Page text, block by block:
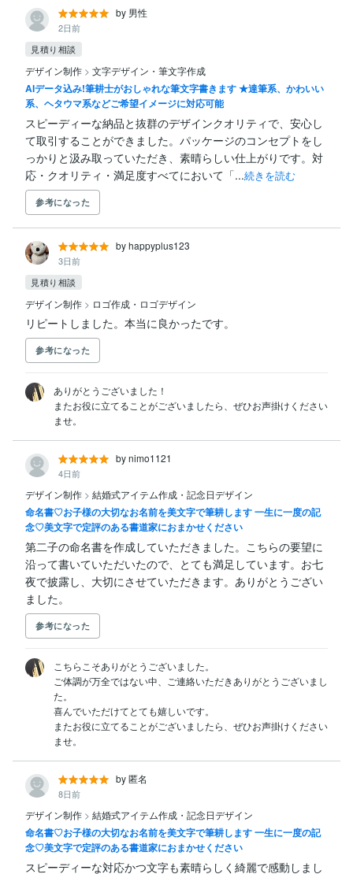
by 男性
2日前
見積り相談
デザイン制作 > 文字デザイン・筆文字作成
AIデータ込み!筆耕士がおしゃれな筆文字書きます ★達筆系、かわいい
系、ヘタウマ系などご希望イメージに対応可能
スピーディーな納品と抜群のデザインクオリティで、安心し
て取引することができました。パッケージのコンセプトをし
っかりと汲み取っていただき、素晴らしい仕上がりです。対
応・クオリティ・満足度すべてにおいて「...続きを読む
参考になった
by happyplus123
3日前
見積り相談
デザイン制作 > ロゴ作成・ロゴデザイン
リピートしました。本当に良かったです。
参考になった
ありがとうございました！
またお役に立てることがございましたら、ぜひお声掛けください
ませ。
by nimo1121
4日前
デザイン制作 > 結婚式アイテム作成・記念日デザイン
命名書♡お子様の大切なお名前を美文字で筆耕します 一生に一度の記
念♡美文字で定評のある書道家におまかせください
第二子の命名書を作成していただきました。こちらの要望に
沿って書いていただいたので、とても満足しています。お七
夜で披露し、大切にさせていただきます。ありがとうござい
ました。
参考になった
こちらこそありがとうございました。
ご体調が万全ではない中、ご連絡いただきありがとうございまし
た。
喜んでいただけてとても嬉しいです。
またお役に立てることがございましたら、ぜひお声掛けください
ませ。
by 匿名
8日前
デザイン制作 > 結婚式アイテム作成・記念日デザイン
命名書♡お子様の大切なお名前を美文字で筆耕します 一生に一度の記
念♡美文字で定評のある書道家におまかせください
スピーディーな対応かつ文字も素晴らしく綺麗で感動しまし